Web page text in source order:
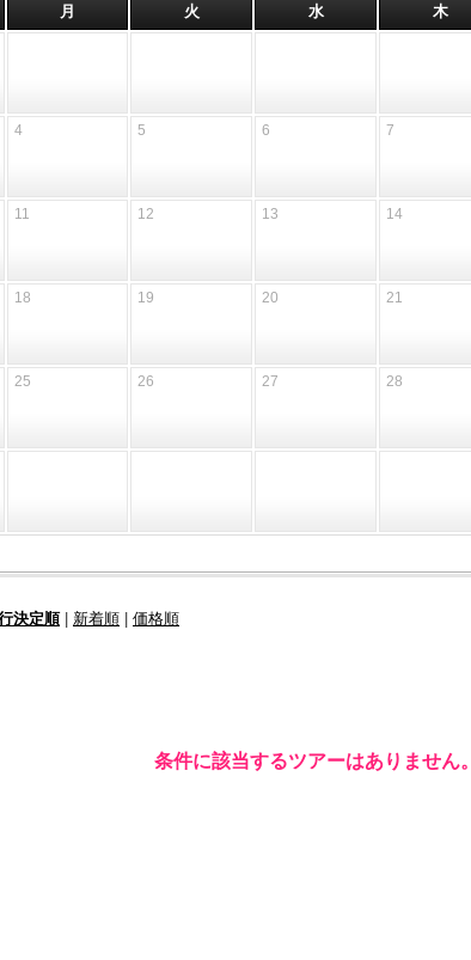
月 火 水 木
4 5 6 7
11 12 13 14
18 19 20 21
25 26 27 28
決定順| 新着順 価格順
条件に該当するツアーはありません。